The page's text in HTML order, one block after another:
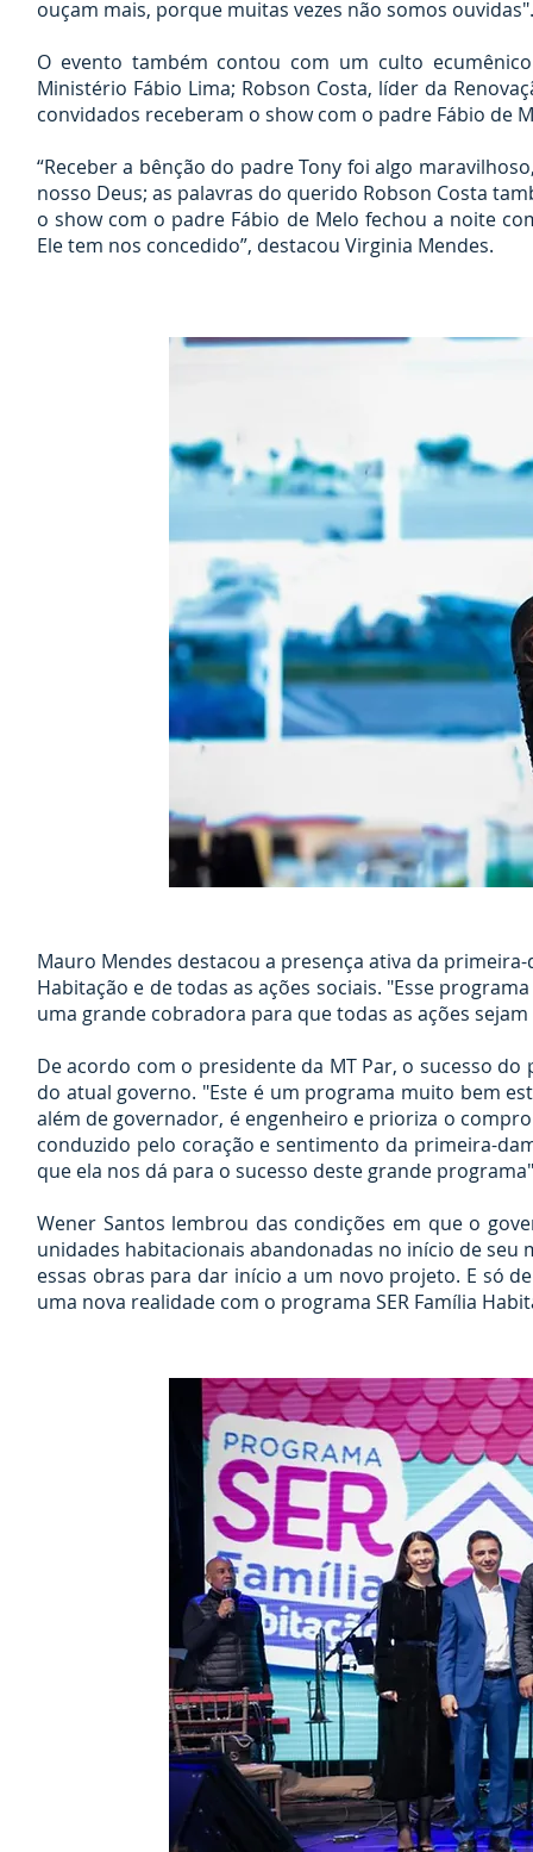
ouçam mais, porque muitas vezes não somos ouvidas".
O evento também contou com um culto
Ministério Fábio Lima; Robson Costa, líder da
convidados receberam o show com o padre Fábio de
“Receber a bênção do padre Tony foi algo
nosso Deus; as palavras do querido Robson Costa
o show com o padre Fábio de Melo fechou a noite
Ele tem nos concedido”, destacou Virginia Mendes.
Mauro Mendes destacou a presença ativa da
Habitação e de todas as ações sociais. "Esse
uma grande cobradora para que todas as ações
De acordo com o presidente da MT Par, o sucesso
do atual governo. "Este é um programa muito bem
além de governador, é engenheiro e prioriza o
conduzido pelo coração e sentimento da primeira-
que ela nos dá para o sucesso deste grande
Wener Santos lembrou das condições em que o
unidades habitacionais abandonadas no início de
essas obras para dar início a um novo projeto. E só
uma nova realidade com o programa SER Família